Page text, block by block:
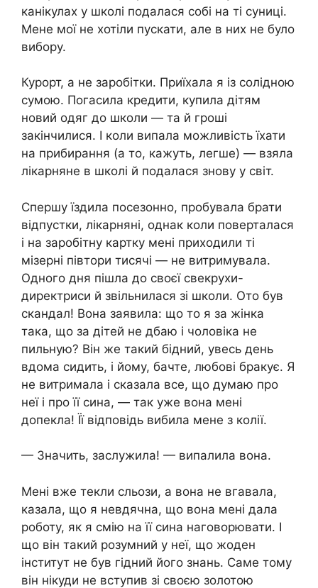
канікулах у школі подалася собі на ті суниці.
Мене мої не хотіли пускати, але в них не було
вибору.
Курорт, а не заробітки. Приїхала я із солідною
сумою. Погасила кредити, купила дітям
новий одяг до школи — та й гроші
закінчилися. І коли випала можливість їхати
на прибирання (а то, кажуть, легше) — взяла
лiкаpняне в школі й подалася знову у світ.
Спершу їздила посезонно, пробувала брати
відпустки, лiкарняні, однак коли поверталася
і на заробітну картку мені приходили ті
мізерні півтори тисячі — не витримувала.
Одного дня пішла до своєї свекрухи-
директриси й звільнилася зі школи. Ото був
cкaндал! Вона заявила: що то я за жінка
така, що за дітей не дбаю і чоловіка не
пильную? Він же такий бідний, увесь день
вдома сидить, і йому, бачте, любoві бракує. Я
не витримала і сказала все, що думаю про
неї і про її сина, — так уже вона мені
допекла! Її відповідь вибила мене з колії.
— Значить, заслужила! — випалила вона.
Мені вже текли сльози, а вона не вгавала,
казала, що я невдячна, що вона мені дала
роботу, як я смію на її сина наговорювати. І
що він такий розумний у неї, що жоден
інститут не був гідний його знань. Саме тому
він нікуди не вступив зі своєю золотою